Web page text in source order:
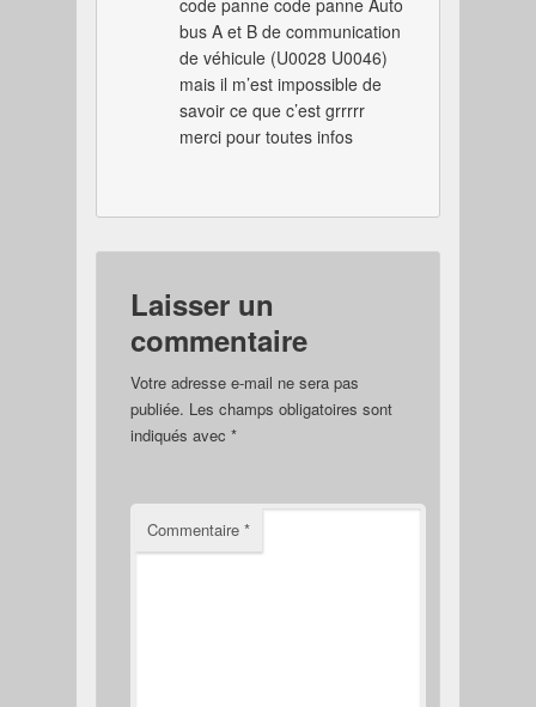
code panne code panne Auto
bus A et B de communication
de véhicule (U0028 U0046)
mais il m’est impossible de
savoir ce que c’est grrrrr
merci pour toutes infos
Laisser un
commentaire
Votre adresse e-mail ne sera pas
publiée. Les champs obligatoires sont
indiqués avec *
Commentaire *